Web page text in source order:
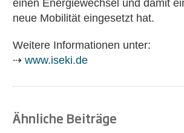
einen Energiewechsel und damit
neue Mobilität eingesetzt hat.
Weitere Informationen unter:
⇢ www.iseki.de
Ähnliche Beiträge